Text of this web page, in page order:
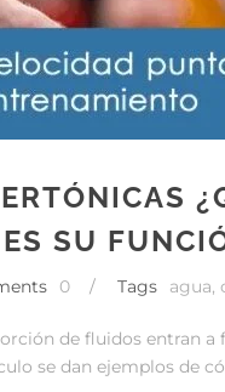
SU
0 / Tags agua,
de fluidos entran
se dan ejemplos de